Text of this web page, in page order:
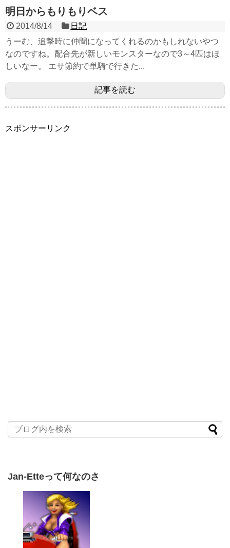
明日からもりもりベス
2014/8/14
日記
うーむ、追撃時に仲間になってくれるのかもしれないやつ
なのですね。配合先が新しいモンスターなので3～4匹はほ
しいなー。 エサ節約で単騎で行きた...
記事を読む
スポンサーリンク
Jan-Etteって何なのさ